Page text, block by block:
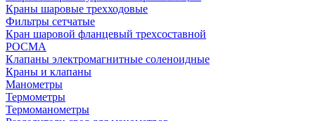
Краны шаровые трехходовые
Фильтры сетчатые
Кран шаровой фланцевый трехсоставной
РОСМА
Клапаны электромагнитные соленоидные
Краны и клапаны
Манометры
Термометры
Термоманометры